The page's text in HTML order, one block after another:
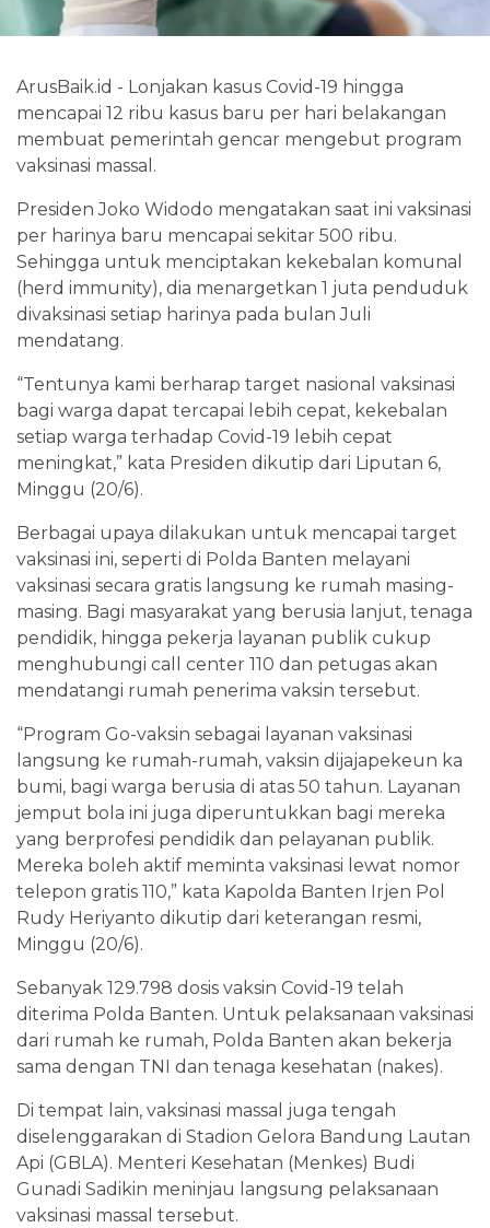
ArusBaik.id - Lonjakan kasus Covid-19 hingga
mencapai 12 ribu kasus baru per hari belakangan
membuat pemerintah gencar mengebut program
vaksinasi massal.
Presiden Joko Widodo mengatakan saat ini vaksinasi
per harinya baru mencapai sekitar 500 ribu.
Sehingga untuk menciptakan kekebalan komunal
(herd immunity), dia menargetkan 1 juta penduduk
divaksinasi setiap harinya pada bulan Juli
mendatang.
“Tentunya kami berharap target nasional vaksinasi
bagi warga dapat tercapai lebih cepat, kekebalan
setiap warga terhadap Covid-19 lebih cepat
meningkat,” kata Presiden dikutip dari Liputan 6,
Minggu (20/6).
Berbagai upaya dilakukan untuk mencapai target
vaksinasi ini, seperti di Polda Banten melayani
vaksinasi secara gratis langsung ke rumah masing-
masing. Bagi masyarakat yang berusia lanjut, tenaga
pendidik, hingga pekerja layanan publik cukup
menghubungi call center 110 dan petugas akan
mendatangi rumah penerima vaksin tersebut.
“Program Go-vaksin sebagai layanan vaksinasi
langsung ke rumah-rumah, vaksin dijajapekeun ka
bumi, bagi warga berusia di atas 50 tahun. Layanan
jemput bola ini juga diperuntukkan bagi mereka
yang berprofesi pendidik dan pelayanan publik.
Mereka boleh aktif meminta vaksinasi lewat nomor
telepon gratis 110,” kata Kapolda Banten Irjen Pol
Rudy Heriyanto dikutip dari keterangan resmi,
Minggu (20/6).
Sebanyak 129.798 dosis vaksin Covid-19 telah
diterima Polda Banten. Untuk pelaksanaan vaksinasi
dari rumah ke rumah, Polda Banten akan bekerja
sama dengan TNI dan tenaga kesehatan (nakes).
Di tempat lain, vaksinasi massal juga tengah
diselenggarakan di Stadion Gelora Bandung Lautan
Api (GBLA). Menteri Kesehatan (Menkes) Budi
Gunadi Sadikin meninjau langsung pelaksanaan
vaksinasi massal tersebut.